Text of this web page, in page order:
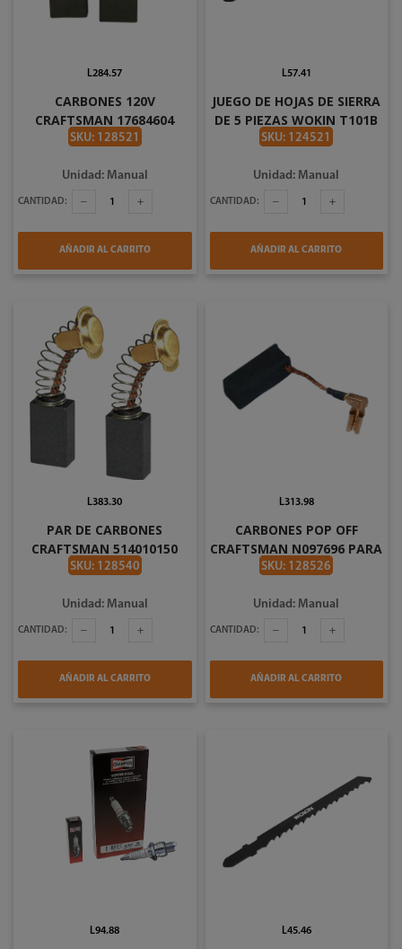
CARBONES 120V
CRAFTSMAN 17684604
PARA CMED731
SKU: 128521
L284.57
Unidad: Manual
CANTIDAD:
AÑADIR AL CARRITO
JUEGO DE HOJAS DE SIERRA
DE 5 PIEZAS WOKIN T101B
766310
SKU: 124521
L57.41
Unidad: Manual
CANTIDAD:
AÑADIR AL CARRITO
PAR DE CARBONES
CRAFTSMAN 514010150
PARA CMEW300
SKU: 128540
L383.30
Unidad: Manual
CANTIDAD:
AÑADIR AL CARRITO
CARBONES POP OFF
CRAFTSMAN N097696 PARA
CMEG200
SKU: 128526
L313.98
Unidad: Manual
CANTIDAD:
AÑADIR AL CARRITO
L94.88 L45.46